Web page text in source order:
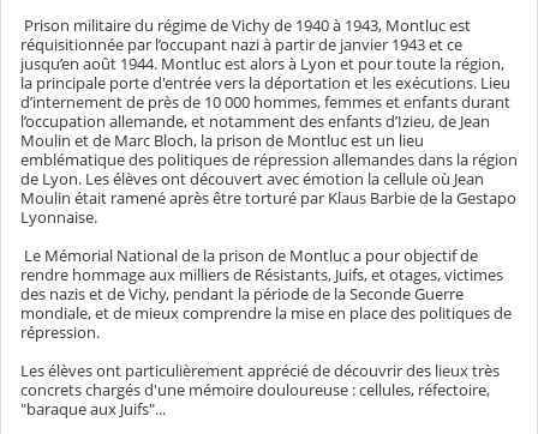
Prison militaire du régime de Vichy de 1940 à 1943, Montluc est
réquisitionnée par l’occupant nazi à partir de janvier 1943 et ce
jusqu’en août 1944. Montluc est alors à Lyon et pour toute la région,
la principale porte d'entrée vers la déportation et les exécutions. Lieu
d’internement de près de 10 000 hommes, femmes et enfants durant
l’occupation allemande, et notamment des enfants d’Izieu, de Jean
Moulin et de Marc Bloch, la prison de Montluc est un lieu
emblématique des politiques de répression allemandes dans la région
de Lyon. Les élèves ont découvert avec émotion la cellule où Jean
Moulin était ramené après être torturé par Klaus Barbie de la Gestapo
Lyonnaise.
Le Mémorial National de la prison de Montluc a pour objectif de
rendre hommage aux milliers de Résistants, Juifs, et otages, victimes
des nazis et de Vichy, pendant la période de la Seconde Guerre
mondiale, et de mieux comprendre la mise en place des politiques de
répression.
Les élèves ont particulièrement apprécié de découvrir des lieux très
concrets chargés d'une mémoire douloureuse : cellules, réfectoire,
"baraque aux Juifs"...